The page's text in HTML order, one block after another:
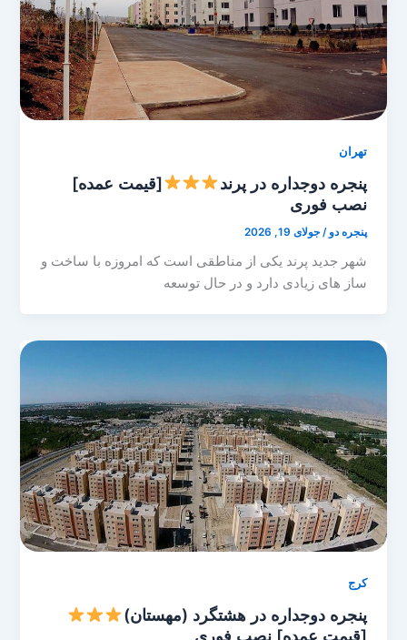
تهران
پنجره دوجداره در پرند
[قیمت عمده]
نصب فوری
پنجره دو/جولای 19, 2026
شهر جدید پرند یکی از مناطقی است که امروزه با ساخت و
ساز های زیادی دارد و در حال توسعه
کرج
پنجره دوجداره در هشتگرد (مهستان)
[قیمت عمده] نصب فوری